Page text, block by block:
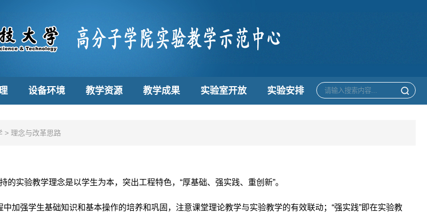
设备环境 教学资源 教学成果 实验室开放 实验安排
> 理念与改革思路
的实验教学理念是以学生为本，突出工程特色，“厚基础、强实践、重创新”。
中加强学生基础知识和基本操作的培养和巩固，注意课堂理论教学与实验教学的有效联动；“强实践”即在实验教